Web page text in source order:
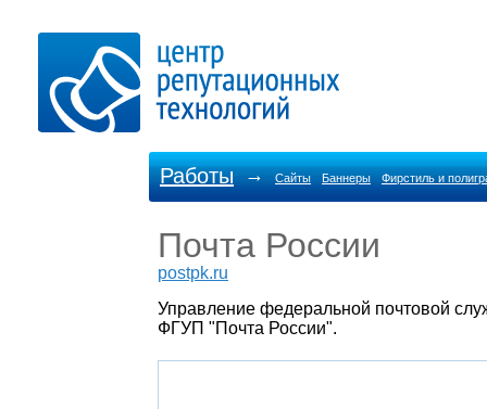
Работы → Сайты Баннеры Фирстиль и
Почта России
postpk.ru
Управление федеральной почтовой
ФГУП "Почта России".